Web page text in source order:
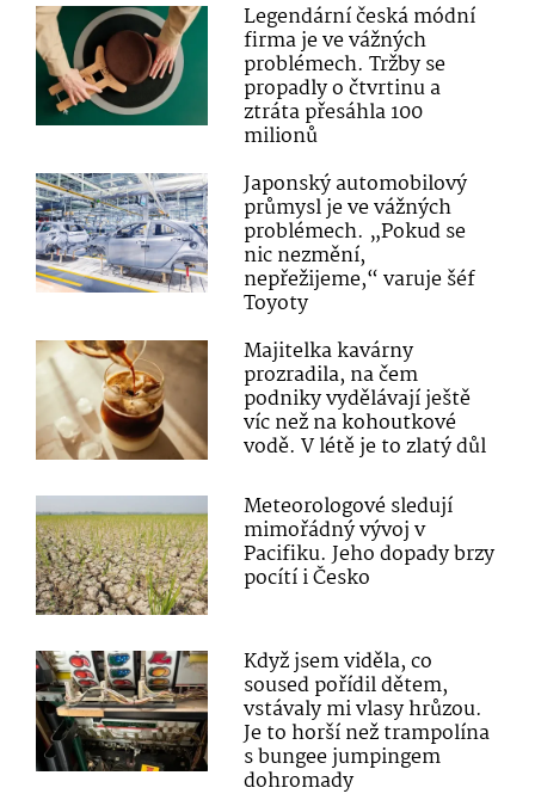
Legendární česká módní
firma je ve vážných
problémech. Tržby se
propadly o čtvrtinu a
ztráta přesáhla 100
milionů
Japonský automobilový
průmysl je ve vážných
problémech. „Pokud se
nic nezmění,
nepřežijeme,“ varuje šéf
Toyoty
Majitelka kavárny
prozradila, na čem
podniky vydělávají ještě
víc než na kohoutkové
vodě. V létě je to zlatý důl
Meteorologové sledují
mimořádný vývoj v
Pacifiku. Jeho dopady brzy
pocítí i Česko
Když jsem viděla, co
soused pořídil dětem,
vstávaly mi vlasy hrůzou.
Je to horší než trampolína
s bungee jumpingem
dohromady